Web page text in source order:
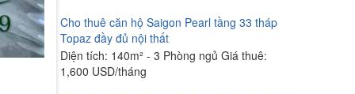
Cho thuê căn hộ Saigon Pearl tầng 33 tháp
Topaz đầy đủ nội thất
Diện tích: 140m² - 3 Phòng ngủ Giá thuê:
1,600 USD/tháng